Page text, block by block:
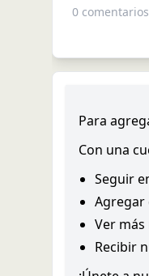
0 comentarios
Para
Con una
Seguir
Agregar
Ver
Recibir